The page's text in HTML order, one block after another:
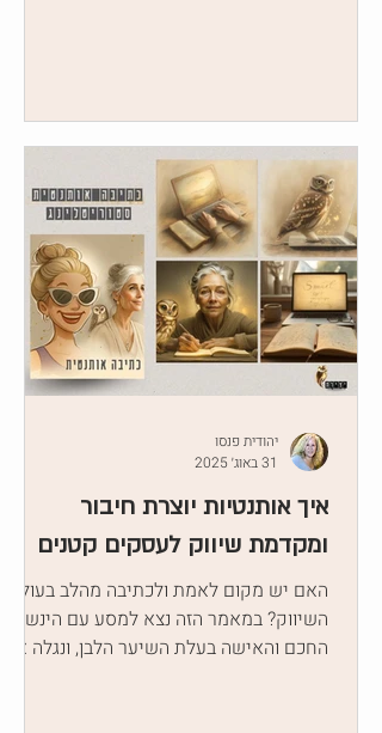
איך אותנטיות יוצרת חיבור
ומקדמת שיווק לעסקים קטנים
האם יש מקום לאמת ולכתיבה מהלב בעולם
השיווק? במאמר הזה נצא למסע עם הינשוף
החכם והאישה בעלת השיער הלבן, ונגלה איך
יהודית פנסו
31 באוג׳ 2025